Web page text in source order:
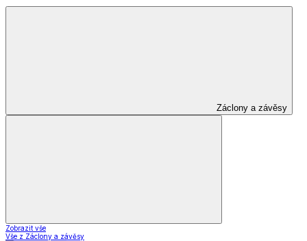
Záclony a závěsy
Zobrazit vše
Vše z Záclony a závěsy